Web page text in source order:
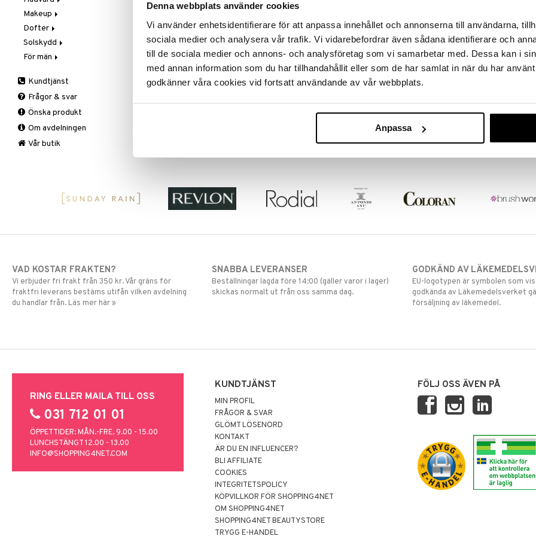
Denna webbplats använder cookies
Vi använder enhetsidentifierare för att anpassa innehållet och annonserna till användarna,
sociala medier och analysera vår trafik. Vi vidarebefordrar även sådana identifierare och
till de sociala medier och annons- och analysföretag som vi samarbetar med. Dessa kan i
med annan information som du har tillhandahållit eller som de har samlat in när du har
godkänner våra cookies vid fortsatt användande av vår webbplats.
Anpassa
Steg 2: Exfoliering
Steg 3: Fukt
Exfoliering och masker
Fuktvård
Hand- och kroppsvård
Ögon- och läppvård
Serum
Makeup
Blush
Bryn
Concealer
Foundation
Läppstift
Lipgloss
Lipliner
Make-up penslar
Dofter
Aromatics Elixir
Calyx
Clinique Happy For Men
Solskydd
Solskydd
För män
Exfoliering
Fukt och skydd
Hudvård
Rakning och rengöring
Kundtjänst
Frågor & svar
Önska produkt
Om avdelningen
Vår butik
VAD KOSTAR FRAKTEN?
Vi erbjuder fri frakt från 350 kr. Vår gräns för
fraktfri leverans bestäms utifån vilken avdelning
du handlar från. Läs mer här »
SNABBA LEVERANSER
Beställningar lagda före 14:00 (gäller varor i lager)
skickas normalt ut från oss samma dag.
GODKÄND AV
EU-logotypen är symbolen som
godkända av Läkemedelsverket
försäljning av läkemedel.
RING ELLER MAILA TILL OSS
031 712 01 01
ÖPPETTIDER: MÅN.-FRE. 9.00 - 15.00
LUNCHSTÄNGT 12.00 - 13.00
INFO@SHOPPING4NET.COM
KUNDTJÄNST
MIN PROFIL
FRÅGOR & SVAR
GLÖMT LÖSENORD
KONTAKT
ÄR DU EN INFLUENCER?
BLI AFFILIATE
COOKIES
INTEGRITETSPOLICY
KÖPVILLKOR FÖR SHOPPING4NET
OM SHOPPING4NET
SHOPPING4NET BEAUTYSTORE
TRYGG E-HANDEL
FÖLJ OSS ÄVEN PÅ